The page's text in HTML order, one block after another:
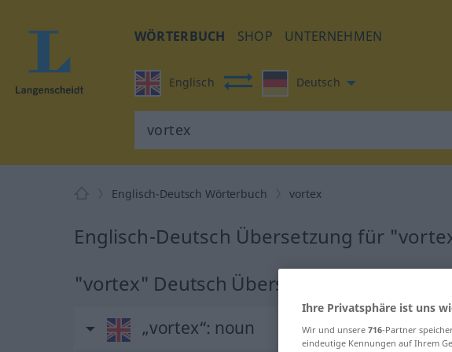
WÖRTERBUCH SHOP UNTERNEHMEN
Englisch Deutsch
Englisch-Deutsch Wörterbuch vortex
Englisch-Deutsch Übersetzung für
"vortex" Deutsch Übersetzung
„vortex“: noun
Ihre Privatsphäre ist uns
Wir und unsere 716-Partner
eindeutige Kennungen auf Ihrem